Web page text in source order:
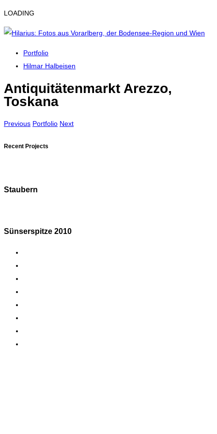
LOADING
Portfolio
Hilmar Halbeisen
Antiquitätenmarkt Arezzo,
Toskana
Previous Portfolio Next
Recent Projects
Staubern
Sünserspitze 2010